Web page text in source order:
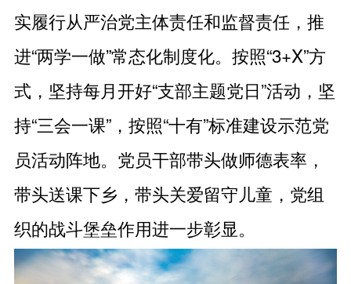
实履行从严治党主体责任和监督责任，推
进“两学一做”常态化制度化。按照“3+X”方
式，坚持每月开好“支部主题党日”活动，坚
持“三会一课”，按照“十有”标准建设示范党
员活动阵地。党员干部带头做师德表率，
带头送课下乡，带头关爱留守儿童，党组
织的战斗堡垒作用进一步彰显。